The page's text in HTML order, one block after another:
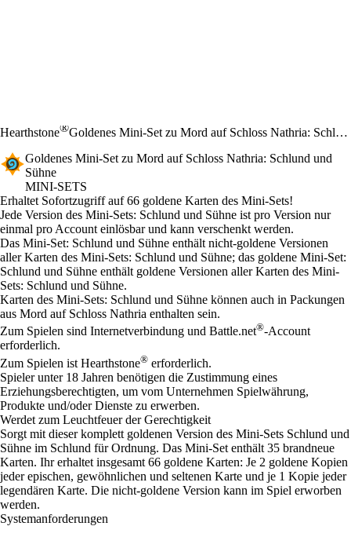
Hearthstone®
Goldenes Mini-Set zu Mord auf Schloss Nathria: Schlund und Sühne
Goldenes Mini-Set zu Mord auf Schloss Nathria: Schlund und
Sühne
MINI-SETS
Product Notification
Erhaltet Sofortzugriff auf 66 goldene Karten des Mini-Sets!
Preis
Available actions
Jede Version des Mini-Sets: Schlund und Sühne ist pro Version nur
einmal pro Account einlösbar und kann verschenkt werden.
Das Mini-Set: Schlund und Sühne enthält nicht-goldene Versionen
aller Karten des Mini-Sets: Schlund und Sühne; das goldene Mini-Set:
Schlund und Sühne enthält goldene Versionen aller Karten des Mini-
Sets: Schlund und Sühne.
Karten des Mini-Sets: Schlund und Sühne können auch in Packungen
aus Mord auf Schloss Nathria enthalten sein.
Zum Spielen sind Internetverbindung und Battle.net®-Account
erforderlich.
Zum Spielen ist Hearthstone® erforderlich.
Spieler unter 18 Jahren benötigen die Zustimmung eines
Erziehungsberechtigten, um vom Unternehmen Spielwährung,
Produkte und/oder Dienste zu erwerben.
Werdet zum Leuchtfeuer der Gerechtigkeit
Sorgt mit dieser komplett goldenen Version des Mini-Sets Schlund und
Sühne im Schlund für Ordnung. Das Mini-Set enthält 35 brandneue
Karten. Ihr erhaltet insgesamt 66 goldene Karten: Je 2 goldene Kopien
jeder epischen, gewöhnlichen und seltenen Karte und je 1 Kopie jeder
legendären Karte. Die nicht-goldene Version kann im Spiel erworben
werden.
Systemanforderungen